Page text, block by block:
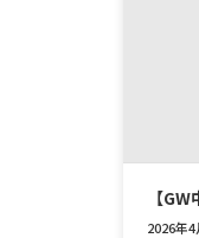
【
2026年